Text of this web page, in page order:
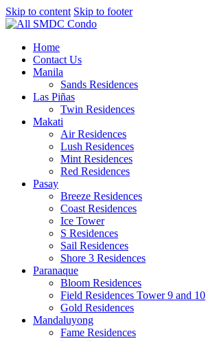
Skip to content Skip to footer
Home
Contact Us
Manila
Sands Residences
Las Piñas
Twin Residences
Makati
Air Residences
Lush Residences
Mint Residences
Red Residences
Pasay
Breeze Residences
Coast Residences
Ice Tower
S Residences
Sail Residences
Shore 3 Residences
Paranaque
Bloom Residences
Field Residences Tower 9 and 10
Gold Residences
Mandaluyong
Fame Residences